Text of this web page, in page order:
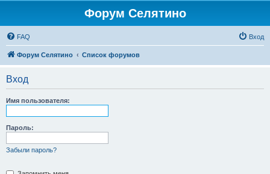
Форум Селятино
FAQ Вход
Форум Селятино Список форумов
Вход
Имя пользователя:
Пароль:
Забыли пароль?